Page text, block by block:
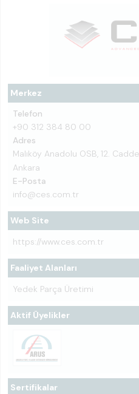
Merkez
Telefon
+90 312 384 80 00
Adres
Malıköy Anadolu OSB, 12.
Ankara
E-Posta
info@ces.com.tr
Web Site
https://www.ces.com.tr
Faaliyet Alanları
Yedek Parça Üretimi
Aktif Üyelikler
Sertifikalar